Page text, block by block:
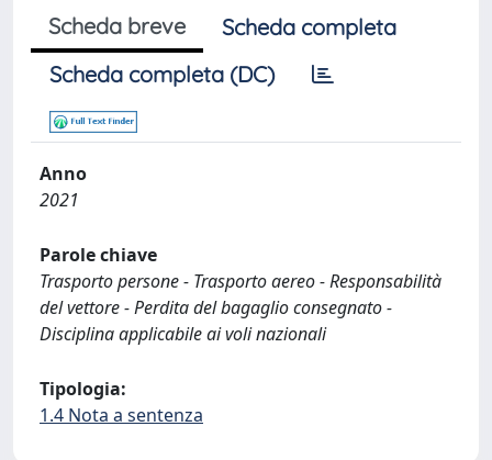
Scheda breve
Scheda completa
Scheda completa (DC)
Anno
2021
Parole chiave
Trasporto persone - Trasporto aereo - Responsabilità
del vettore - Perdita del bagaglio consegnato -
Disciplina applicabile ai voli nazionali
Tipologia:
1.4 Nota a sentenza